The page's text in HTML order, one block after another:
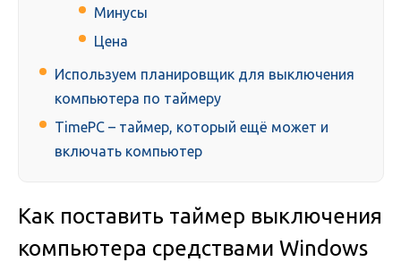
Минусы
Цена
Используем планировщик для выключения
компьютера по таймеру
TimePC – таймер, который ещё может и
включать компьютер
Как поставить таймер выключения
компьютера средствами Windows